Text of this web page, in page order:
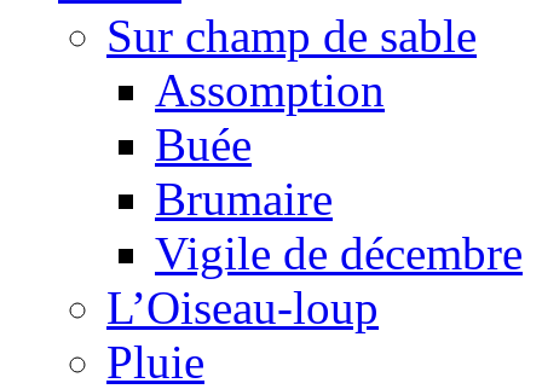
Sur champ de sable
Assomption
Buée
Brumaire
Vigile de décembre
L’Oiseau-loup
Pluie